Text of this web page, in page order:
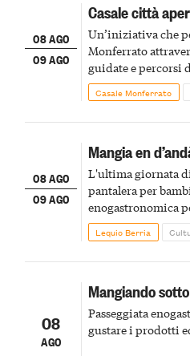
08 AGO
09 AGO
Casale città
Un’iniziativa che
Monferrato
guidate e percorsi
Casale Monferrato
08 AGO
09 AGO
Mangia en
L'ultima giornata
pantalera per
enogastronomica
pirotecnico
Lequio Berria
08
AGO
Mangiando
Passeggiata
gustare i prodotti